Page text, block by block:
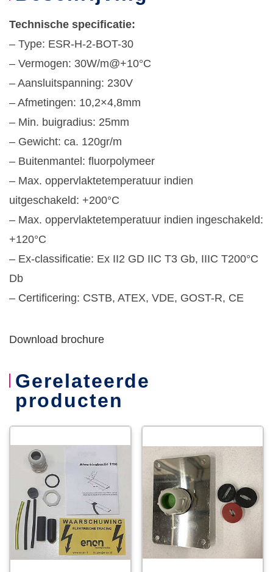
Technische specificatie:
– Type: ESR-H-2-BOT-30
– Vermogen: 30W/m@+10°C
– Aansluitspanning: 230V
– Afmetingen: 10,2×4,8mm
– Min. buigradius: 25mm
– Gewicht: ca. 120gr/m
– Buitenmantel: fluorpolymeer
– Max. oppervlaktetemperatuur indien
uitgeschakeld: +200°C
– Max. oppervlaktetemperatuur indien ingeschakeld:
+120°C
– Ex-classificatie: Ex II2 GD IIC T3 Gb, IIIC T200°C
Db
– Certificering: CSTB, ATEX, VDE, GOST-R, CE
Download brochure
Gerelateerde
producten